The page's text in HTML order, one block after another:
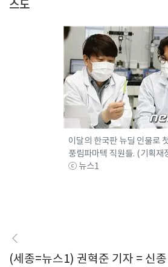
스도
이달의 한국판 뉴딜 인물로
풍림파마텍 직원들. (기획재
ⓒ 뉴스1
(세종=뉴스1) 권혁준 기자 = 신